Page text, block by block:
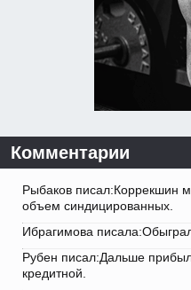
Комментарии
Рыбаков писал:Коррекшин
объем синдицированных.
Ибрагимова
Рубен писал:Дальше
кредитной.